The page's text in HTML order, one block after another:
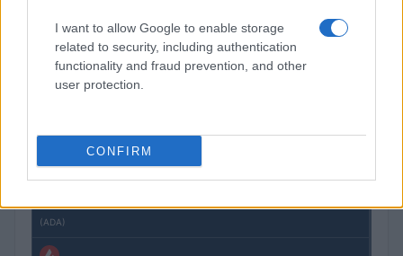
I want to allow Google to enable storage
related to security, including authentication
functionality and fraud prevention, and other
user protection.
CONFIRM
XRP
(XRP)
$1.03
Solana
Cardano
(ADA)